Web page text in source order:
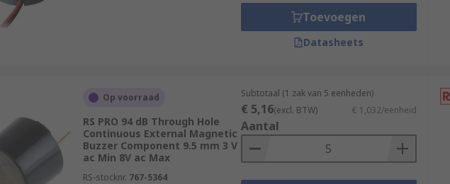
Toevoegen
Datasheets
Op voorraad
RS PRO 94 dB Through Hole
Continuous External Magnetic
Buzzer Component 9.5 mm 3 V
ac Min 8V ac Max
RS-stocknr. 767-5364
Subtotaal (1 zak van 5 eenheden)
€ 5,16(excl. BTW) € 1,032/eenheid
Aantal